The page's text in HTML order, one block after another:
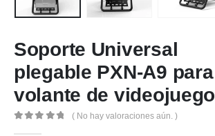
Soporte Universal
plegable PXN-A9 para
volante de videojuego
( No hay valoraciones aún. )